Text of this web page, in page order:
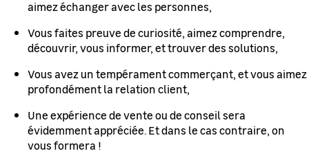
aimez échanger avec les personnes,
Vous faites preuve de curiosité, aimez comprendre,
découvrir, vous informer, et trouver des solutions,
Vous avez un tempérament commerçant, et vous aimez
profondément la relation client,
Une expérience de vente ou de conseil sera
évidemment appréciée. Et dans le cas contraire, on
vous formera !